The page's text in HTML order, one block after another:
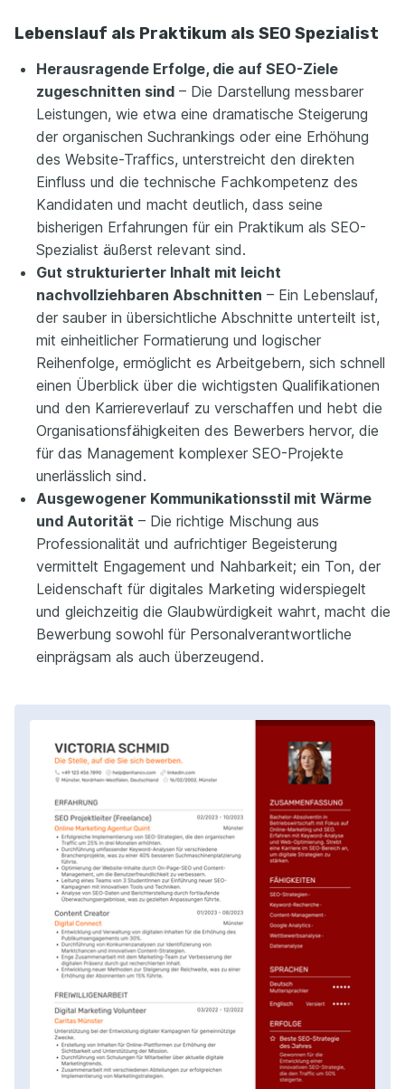
Lebenslauf als Praktikum als SEO Spezialist
Herausragende Erfolge, die auf SEO-Ziele
zugeschnitten sind – Die Darstellung messbarer
Leistungen, wie etwa eine dramatische Steigerung
der organischen Suchrankings oder eine Erhöhung
des Website-Traffics, unterstreicht den direkten
Einfluss und die technische Fachkompetenz des
Kandidaten und macht deutlich, dass seine
bisherigen Erfahrungen für ein Praktikum als SEO-
Spezialist äußerst relevant sind.
Gut strukturierter Inhalt mit leicht
nachvollziehbaren Abschnitten – Ein Lebenslauf,
der sauber in übersichtliche Abschnitte unterteilt ist,
mit einheitlicher Formatierung und logischer
Reihenfolge, ermöglicht es Arbeitgebern, sich schnell
einen Überblick über die wichtigsten Qualifikationen
und den Karriereverlauf zu verschaffen und hebt die
Organisationsfähigkeiten des Bewerbers hervor, die
für das Management komplexer SEO-Projekte
unerlässlich sind.
Ausgewogener Kommunikationsstil mit Wärme
und Autorität – Die richtige Mischung aus
Professionalität und aufrichtiger Begeisterung
vermittelt Engagement und Nahbarkeit; ein Ton, der
Leidenschaft für digitales Marketing widerspiegelt
und gleichzeitig die Glaubwürdigkeit wahrt, macht die
Bewerbung sowohl für Personalverantwortliche
einprägsam als auch überzeugend.